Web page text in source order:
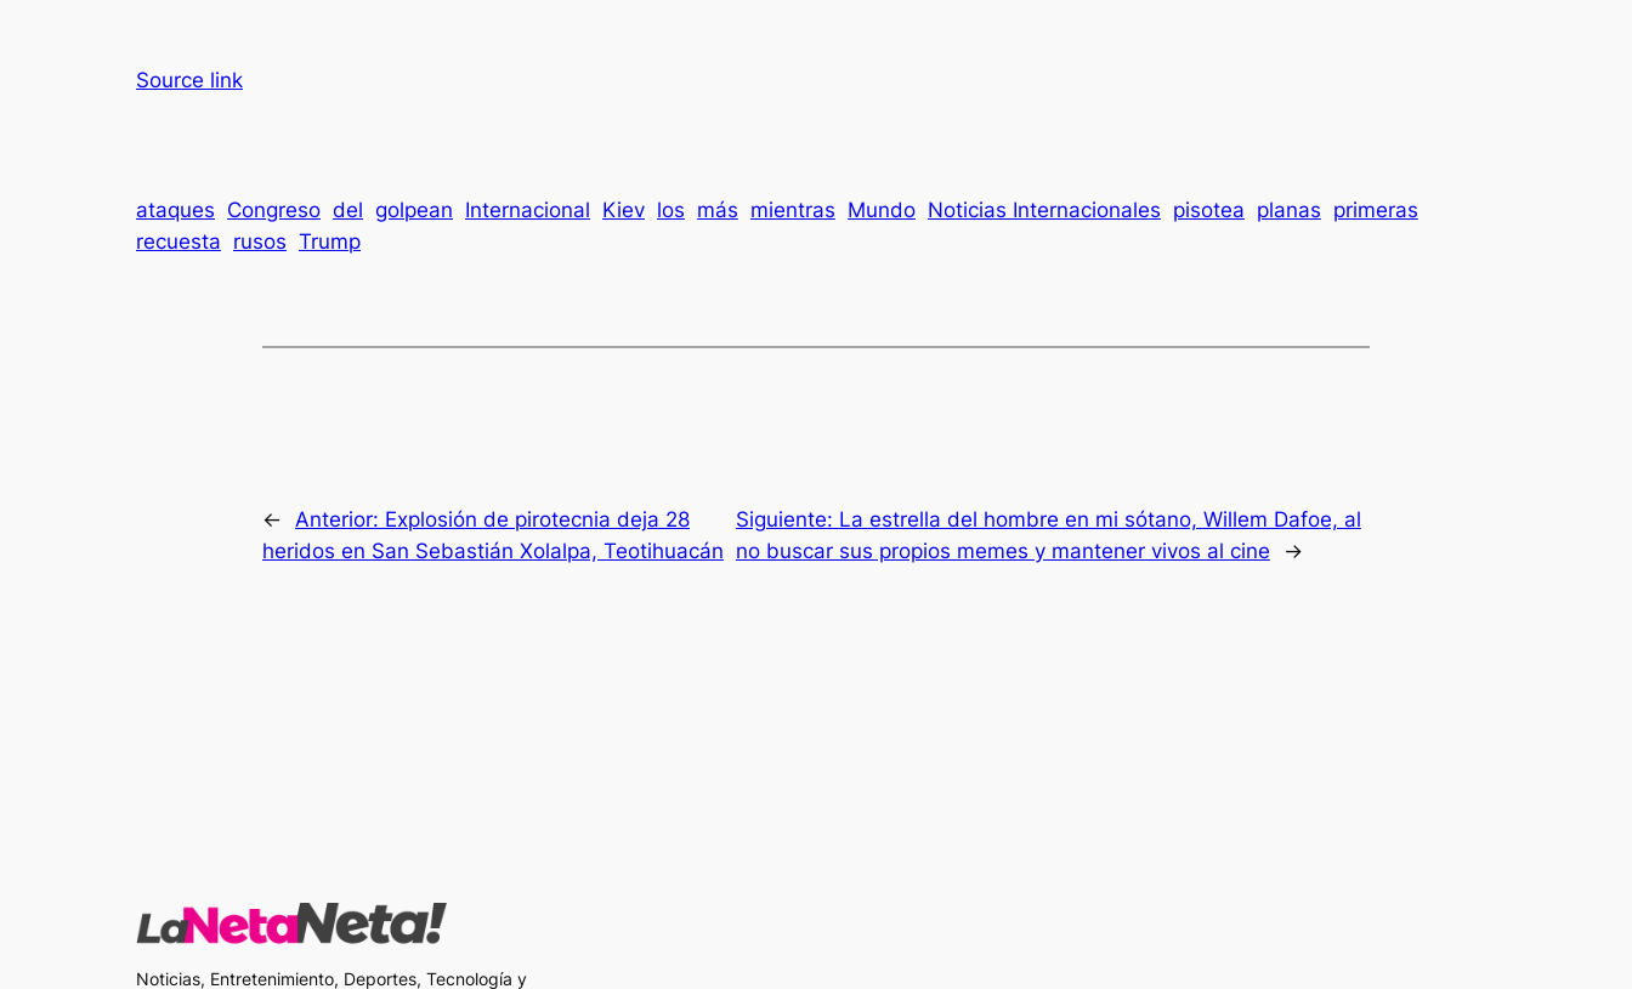
Source link
ataques Congreso del golpean Internacional Kiev los más mientras Mundo Noticias Internacionales pisotea planas primeras
recuesta rusos Trump
← Anterior: Explosión de pirotecnia deja 28
heridos en San Sebastián Xolalpa, Teotihuacán
Siguiente: La estrella del hombre en mi sótano, Willem Dafoe, al
no buscar sus propios memes y mantener vivos al cine
→
Noticias, Entretenimiento, Deportes, Tecnología y